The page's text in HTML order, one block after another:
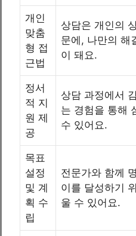
개인
맞춤
형 접
근법
상담은 개인의
문에, 나만의 해
이 돼요.
정서
적 지
원 제
공
상담 과정에서
는 경험을 통해
수 있어요.
목표
설정
및 계
획 수
립
전문가와 함께
이를 달성하기
울 수 있어요.